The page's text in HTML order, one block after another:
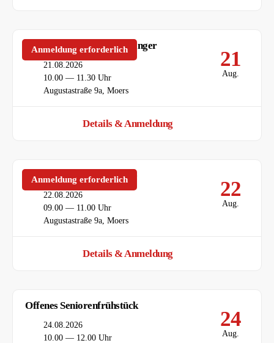
Anmeldung erforderlich 21
Aug.
Spanischkurs 55+ für Anfänger
Datum
21.08.2026
Uhrzeit
10.00 — 11.30 Uhr
Ort
Augustastraße 9a, Moers
Details & Anmeldung
Anmeldung erforderlich 22
Aug.
Deutsch als Fremdsprache
Datum
22.08.2026
Uhrzeit
09.00 — 11.00 Uhr
Ort
Augustastraße 9a, Moers
Details & Anmeldung
24
Aug.
Offenes Seniorenfrühstück
Datum
24.08.2026
Uhrzeit
10.00 — 12.00 Uhr